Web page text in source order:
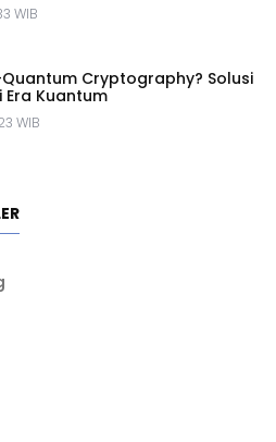
WIB
Cryptography? Solusi
Kuantum
WIB